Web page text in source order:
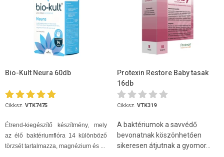
Bio-Kult Neura 60db
Cikksz. VTK7475
Étrend-kiegészítő készítmény, mely
az élő baktériumflóra 14 különböző
törzsét tartalmazza, magnézium és ...
Protexin Restore Baby tasak
16db
Cikksz. VTK319
A baktériumok a savvédő
bevonatnak köszönhetően
sikeresen átjutnak a gyomor...